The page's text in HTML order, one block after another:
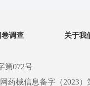
卷调查 关于我
第072号
药械信息备字（2023）